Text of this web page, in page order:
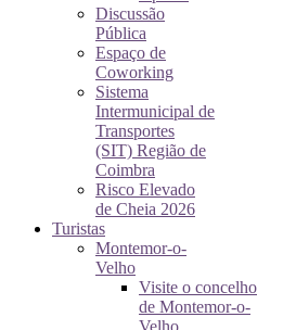
Discussão
Pública
Espaço de
Coworking
Sistema
Intermunicipal de
Transportes
(SIT) Região de
Coimbra
Risco Elevado
de Cheia 2026
Turistas
Montemor-o-
Velho
Visite o concelho
de Montemor-o-
Velho